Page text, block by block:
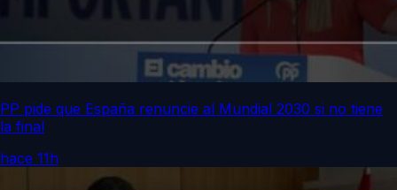
PP pide que España renuncie al Mundial 2030 si no tiene
la final
hace 11h